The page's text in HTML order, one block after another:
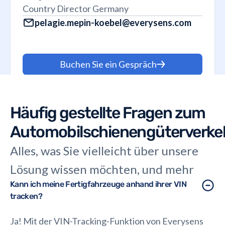
Country Director Germany
pelagie.mepin-koebel@everysens.com
Buchen Sie ein Gespräch
Häufig gestellte Fragen zum
Alles, was Sie vielleicht über unsere
Lösung wissen möchten, und mehr
Kann ich meine Fertigfahrzeuge anhand ihrer VIN
tracken?
Ja! Mit der VIN-Tracking-Funktion von Everysens